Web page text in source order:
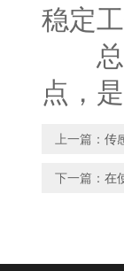
稳定
总的
点，
上一篇： 传
下一篇： 在